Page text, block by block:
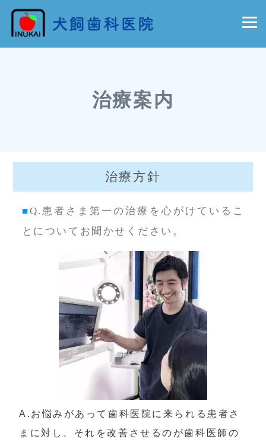
治療案内
治療方針
■Q.患者さま第一の治療を心がけているこ
とについてお聞かせください。
A.お悩みがあって歯科医院に来られる患者さ
まに対し、それを改善させるのが歯科医師の